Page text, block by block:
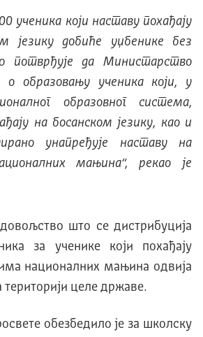
ученика који наставу похађају
језику добиће уџбенике без
потврђује да Министарство
о образовању ученика који, у
образовног система,
на босанском језику, као и
унапређује наставу на
мањина“, рекао је
што се дистрибуција
за ученике који похађају
националних мањина одвија
целе државе.
обезбедило је за школску